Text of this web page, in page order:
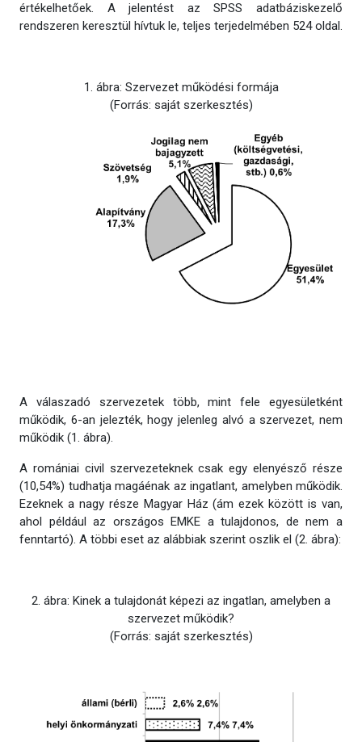
értékelhetőek. A jelentést az SPSS adatbáziskezelő
rendszeren keresztül hívtuk le, teljes terjedelmében 524 oldal.
1. ábra: Szervezet működési formája
(Forrás: saját szerkesztés)
A válaszadó szervezetek több, mint fele egyesületként
működik, 6-an jelezték, hogy jelenleg alvó a szervezet, nem
működik (1. ábra).
A romániai civil szervezeteknek csak egy elenyésző része
(10,54%) tudhatja magáénak az ingatlant, amelyben működik.
Ezeknek a nagy része Magyar Ház (ám ezek között is van,
ahol például az országos EMKE a tulajdonos, de nem a
fenntartó). A többi eset az alábbiak szerint oszlik el (2. ábra):
2. ábra: Kinek a tulajdonát képezi az ingatlan, amelyben a
szervezet működik?
(Forrás: saját szerkesztés)